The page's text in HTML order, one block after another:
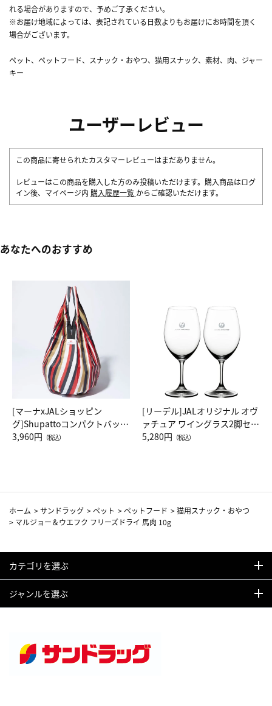
れる場合がありますので、予めご了承ください。
※お届け地域によっては、表記されている日数よりもお届けにお時間を頂く
場合がございます。
ペット、ペットフード、スナック・おやつ、猫用スナック、素材、肉、ジャー
キー
ユーザーレビュー
この商品に寄せられたカスタマーレビューはまだありません。
レビューはこの商品を購入した方のみ投稿いただけます。購入商品はログ
イン後、マイページ内 購入履歴一覧 からご確認いただけます。
あなたへのおすすめ
[マーナxJALショッピン
グ]Shupattoコンパクトバッグ
Drop JAL客室乗務員（LC）ス
3,960円 （税込）
[リーデル]JALオリジナル オヴ
ァチュア ワイングラス2脚セッ
ト（レッドワイン）
5,280円 （税込）
ホーム >サンドラッグ >ペット >ペットフード >猫用スナック・おやつ
> マルジョー＆ウエフク フリーズドライ 馬肉 10g
カテゴリを選ぶ
ジャンルを選ぶ